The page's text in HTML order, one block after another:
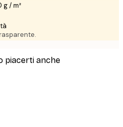
/ m²
piacerti anche